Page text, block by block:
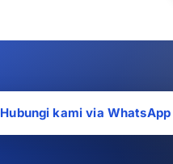
Hubungi kami via WhatsApp